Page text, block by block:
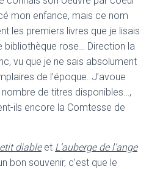
mon enfance, mais ce nom
les premiers livres que je lisais
bibliothèque rose… Direction la
vu que je ne sais absolument
de l’époque. J’avoue
de titres disponibles…,
ils encore la Comtesse de
diableet L’auberge de l’ange
bon souvenir, c’est que le